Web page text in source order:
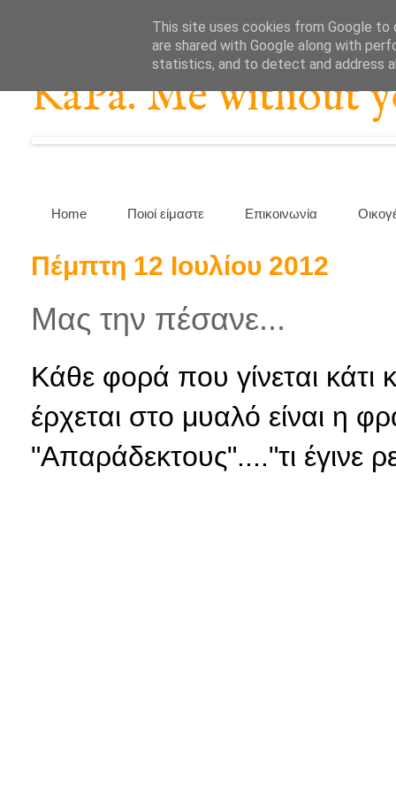
KaPa. Me without
Home Ποιοί είμαστε Επικοινωνία
Πέμπτη 12 Ιουλίου 2012
Μας την πέσανε...
Κάθε φορά που γίνεται
έρχεται στο μυαλό είναι η
"Απαράδεκτους"...."τι έγινε
This site uses cookies from Google to
are shared with Google along with
statistics, and to detect and address